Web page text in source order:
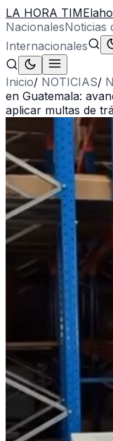
LA HORA TIME
NacionalesNoticias
Internacionales
Inicio/ NOTICIAS/
en Guatemala:
aplicar multas de